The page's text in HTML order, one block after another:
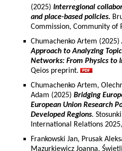
(2025) Interregional
and place-based policies.
Commission, Community of
Chumachenko Artem (2025)
Approach to Analyzing
Networks: From Physics to
Qeios preprint.
Chumachenko Artem,
Adam (2025) Bridging
European Union Research
Developed Regions.
International Relations
Frankowski Jan, Prusak
Mazurkiewicz Joanna,